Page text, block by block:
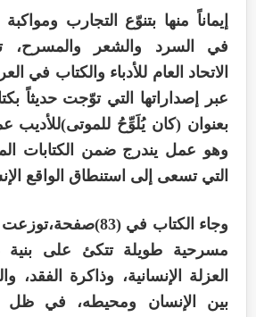
إيماناً منها بتنوّع التجارب
في السرد والشعر والمسرح،
الاتحاد العام للأدباء والكتاب في
عبر إصداراتها التي توّجت حديثاً
بعنوان (كان يُلَوِّحُ للموتى)للأديب
وهو عمل يندرج ضمن الكتابات
التي تسعى إلى استنطاق الواقع
وجاء الكتاب في
مسرحية طويلة تتكئ على
العزلة الإنسانية، وذاكرة الفقد،
بين الإنسان ومحيطه، في ظل